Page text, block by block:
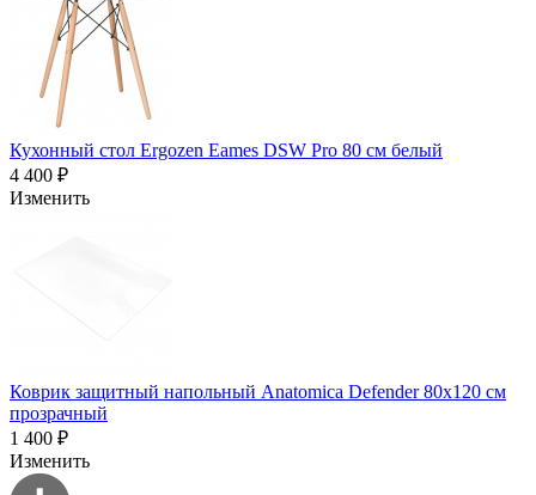
Кухонный стол Ergozen Eames DSW Pro 80 см белый
4 400 ₽
Изменить
Коврик защитный напольный Anatomica Defender 80х120 см
прозрачный
1 400 ₽
Изменить